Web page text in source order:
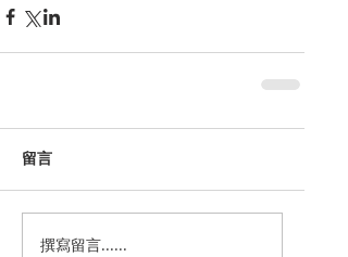
留言
撰寫留言......